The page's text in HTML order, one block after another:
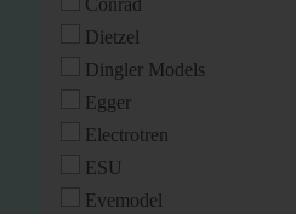
Conrad
Dietzel
Dingler Models
Egger
Electrotren
ESU
Evemodel